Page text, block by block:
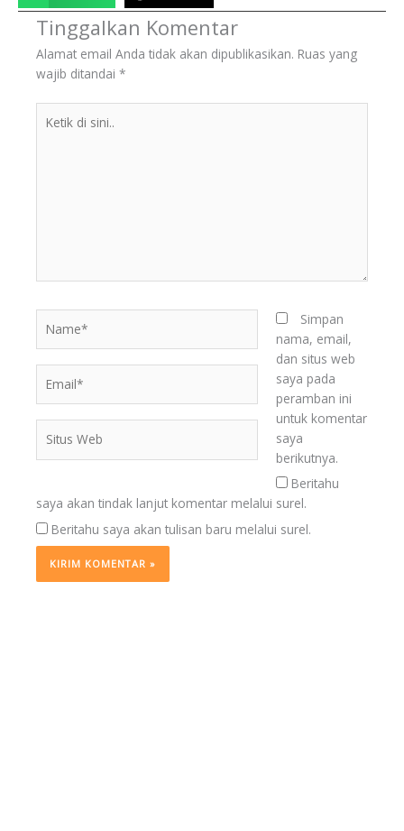
Tinggalkan Komentar
Alamat email Anda tidak akan dipublikasikan. Ruas yang
wajib ditandai *
Web
Simpan
nama, email,
dan situs web
saya pada
peramban ini
untuk komentar
saya
berikutnya.
Beritahu
saya akan tindak lanjut komentar melalui surel.
Beritahu saya akan tulisan baru melalui surel.